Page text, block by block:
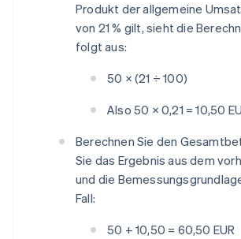
Produkt der allgemeine
von 21 % gilt, sieht die
folgt aus:
50 × (21 ÷ 100)
Also 50 × 0,21 = 10,50
Berechnen Sie den
Sie das Ergebnis aus dem
und die
Fall:
50 + 10,50 = 60,50 EUR